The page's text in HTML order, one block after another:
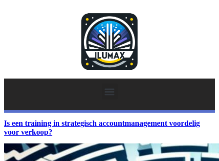
Is een training in strategisch accountmanagement voordelig
voor verkoop?